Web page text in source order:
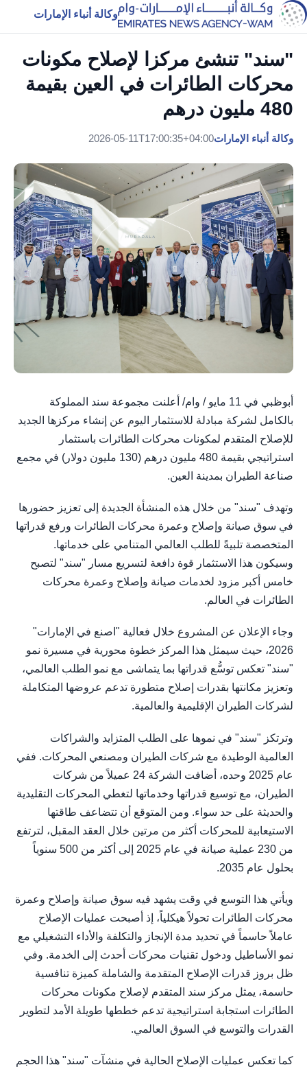
وكالة أنباء الإمارات
"سند" تنشئ مركزا لإصلاح مكونات
محركات الطائرات في العين بقيمة
480 مليون درهم
وكالة أنباء الإمارات2026-05-11T17:00:35+04:00
أبوظبي في 11 مايو / وام/ أعلنت مجموعة سند المملوكة
بالكامل لشركة مبادلة للاستثمار اليوم عن إنشاء مركزها الجديد
للإصلاح المتقدم لمكونات محركات الطائرات باستثمار
استراتيجي بقيمة 480 مليون درهم (130 مليون دولار) في مجمع
صناعة الطيران بمدينة العين.
وتهدف "سند" من خلال هذه المنشأة الجديدة إلى تعزيز حضورها
في سوق صيانة وإصلاح وعمرة محركات الطائرات ورفع قدراتها
المتخصصة تلبيةً للطلب العالمي المتنامي على خدماتها.
وسيكون هذا الاستثمار قوة دافعة لتسريع مسار "سند" لتصبح
خامس أكبر مزود لخدمات صيانة وإصلاح وعمرة محركات
الطائرات في العالم.
وجاء الإعلان عن المشروع خلال فعالية "اصنع في الإمارات"
2026، حيث سيمثل هذا المركز خطوة محورية في مسيرة نمو
"سند" تعكس توسُّع قدراتها بما يتماشى مع نمو الطلب العالمي،
وتعزيز مكانتها بقدرات إصلاح متطورة تدعم عروضها المتكاملة
لشركات الطيران الإقليمية والعالمية.
وترتكز "سند" في نموها على الطلب المتزايد والشراكات
العالمية الوطيدة مع شركات الطيران ومصنعي المحركات. ففي
عام 2025 وحده، أضافت الشركة 24 عميلاً من شركات
الطيران، مع توسيع قدراتها وخدماتها لتغطي المحركات التقليدية
والحديثة على حد سواء. ومن المتوقع أن تتضاعف طاقتها
الاستيعابية للمحركات أكثر من مرتين خلال العقد المقبل، لترتفع
من 230 عملية صيانة في عام 2025 إلى أكثر من 500 سنوياً
بحلول عام 2035.
ويأتي هذا التوسع في وقت يشهد فيه سوق صيانة وإصلاح وعمرة
محركات الطائرات تحولاً هيكلياً، إذ أصبحت عمليات الإصلاح
عاملاً حاسماً في تحديد مدة الإنجاز والتكلفة والأداء التشغيلي مع
نمو الأساطيل ودخول تقنيات محركات أحدث إلى الخدمة. وفي
ظل بروز قدرات الإصلاح المتقدمة والشاملة كميزة تنافسية
حاسمة، يمثل مركز سند المتقدم لإصلاح مكونات محركات
الطائرات استجابة استراتيجية تدعم خططها طويلة الأمد لتطوير
القدرات والتوسع في السوق العالمي.
كما تعكس عمليات الإصلاح الحالية في منشآت "سند" هذا الحجم